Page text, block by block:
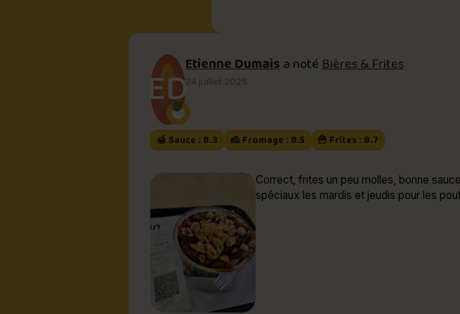
EDEtienne Dumaisa notéBières & Frites
24 juillet 2025
🍯 Sauce : 8.3 🧀 Fromage : 8.5 🍟 Frites : 8.7
Correct, frites un peu molles, bonne sauce, pas assez de fromage.
spéciaux les mardis et jeudis pour les